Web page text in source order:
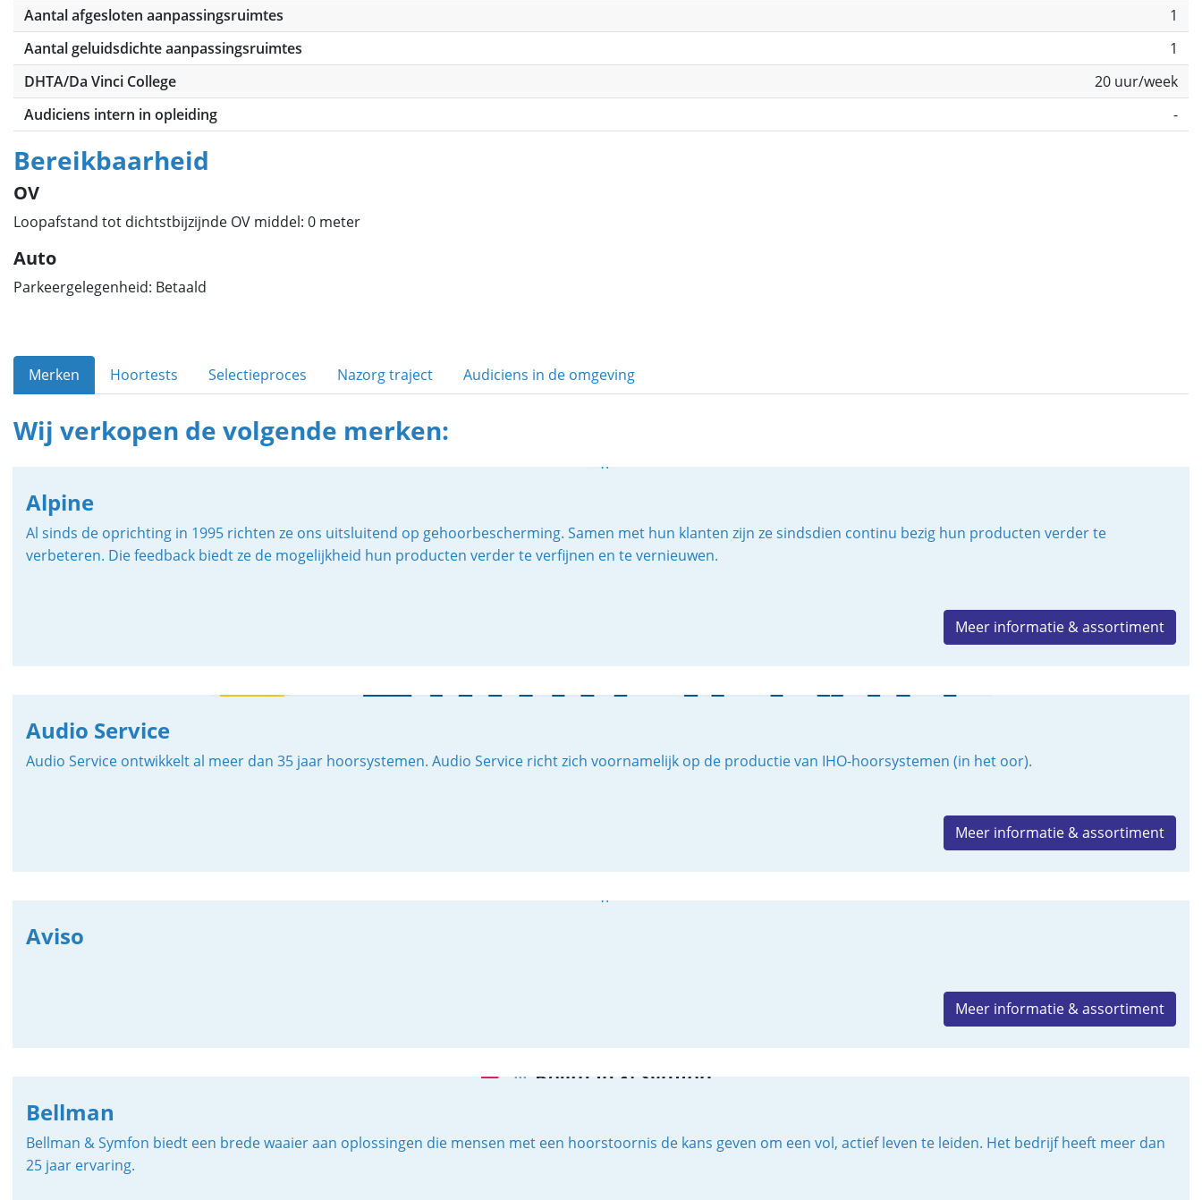
Aantal afgesloten aanpassingsruimtes
1
Aantal geluidsdichte aanpassingsruimtes
1
DHTA/Da Vinci College
20 uur/week
Audiciens intern in opleiding
-
Bereikbaarheid
OV
Loopafstand tot dichtstbijzijnde OV middel: 0 meter
Auto
Parkeergelegenheid: Betaald
Merken Hoortests Selectieproces Nazorg traject Audiciens in de omgeving
Wij verkopen de volgende merken:
Alpine
Al sinds de oprichting in 1995 richten ze ons uitsluitend op gehoorbescherming. Samen met hun klanten zijn ze sindsdien continu bezig hun producten verder te
verbeteren. Die feedback biedt ze de mogelijkheid hun producten verder te verfijnen en te vernieuwen.
Meer informatie & assortiment
Audio Service
Audio Service ontwikkelt al meer dan 35 jaar hoorsystemen. Audio Service richt zich voornamelijk op de productie van IHO-hoorsystemen (in het oor).
Meer informatie & assortiment
Aviso
Meer informatie & assortiment
Bellman
Bellman & Symfon biedt een brede waaier aan oplossingen die mensen met een hoorstoornis de kans geven om een vol, actief leven te leiden. Het bedrijf heeft meer dan
25 jaar ervaring.